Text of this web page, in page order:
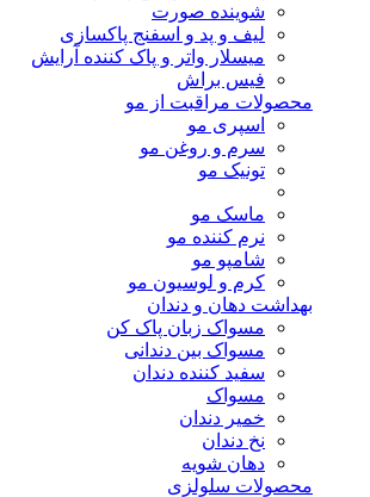
شوینده صورت
لیف و پد و اسفنج پاکسازی
میسلار واتر و پاک کننده آرایش
فیس براش
محصولات مراقبت از مو
اسپری مو
سرم و روغن مو
تونیک مو
ماسک مو
نرم کننده مو
شامپو مو
کرم و لوسیون مو
بهداشت دهان و دندان
مسواک زبان پاک کن
مسواک بین دندانی
سفید کننده دندان
مسواک
خمیر دندان
نخ دندان
دهان شویه
محصولات سلولزی